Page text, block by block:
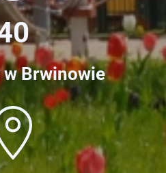
Brwinowie